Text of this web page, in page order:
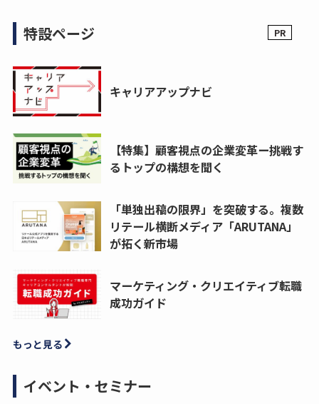
特設ページ
キャリアアップナビ
【特集】顧客視点の企業変革ー挑戦す
るトップの構想を聞く
「単独出稿の限界」を突破する。複数
リテール横断メディア「ARUTANA」
が拓く新市場
マーケティング・クリエイティブ転職
成功ガイド
もっと見る
イベント・セミナー